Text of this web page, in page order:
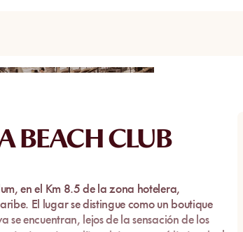
BEACH CLUB
, en el Km 8.5 de la zona hotelera,
El lugar se distingue como un boutique
encuentran, lejos de la sensación de los